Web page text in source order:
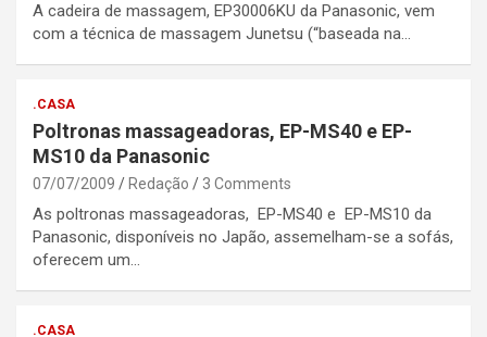
A cadeira de massagem, EP30006KU da Panasonic, vem
com a técnica de massagem Junetsu (“baseada na…
.CASA
Poltronas massageadoras, EP-MS40 e EP-
MS10 da Panasonic
07/07/2009 Redação 3 Comments
As poltronas massageadoras, EP-MS40 e EP-MS10 da
Panasonic, disponíveis no Japão, assemelham-se a sofás,
oferecem um…
.CASA